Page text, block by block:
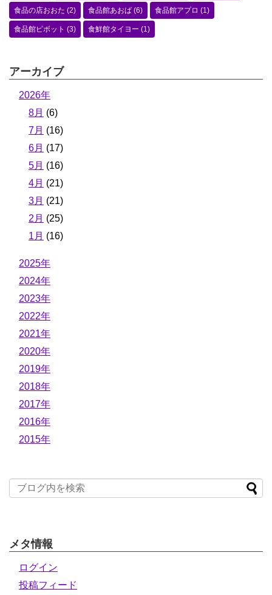
食品の店おおた (2) 食品館あおば (6) 食品館アプロ (1)
食品館ピボット (3) 食鮮館タイヨー (1)
アーカイブ
2026年
8月 (6)
7月 (16)
6月 (17)
5月 (16)
4月 (21)
3月 (21)
2月 (25)
1月 (16)
2025年
2024年
2023年
2022年
2021年
2020年
2019年
2018年
2017年
2016年
2015年
メタ情報
ログイン
投稿フィード